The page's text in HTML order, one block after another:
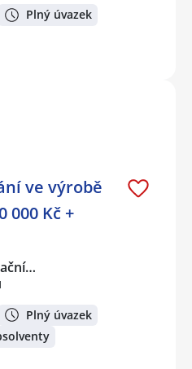
Plný úvazek
ve výrobě
000 Kč +
Plný úvazek